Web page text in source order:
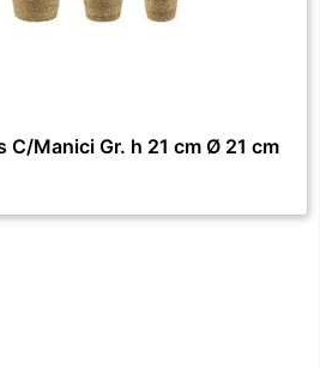
C/Manici Gr. h 21 cm Ø 21 cm